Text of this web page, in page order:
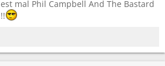
mal Phil Campbell And The Bastard